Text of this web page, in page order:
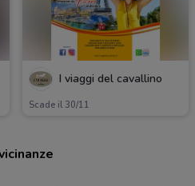
I viaggi del cavallino
Scade il 30/11